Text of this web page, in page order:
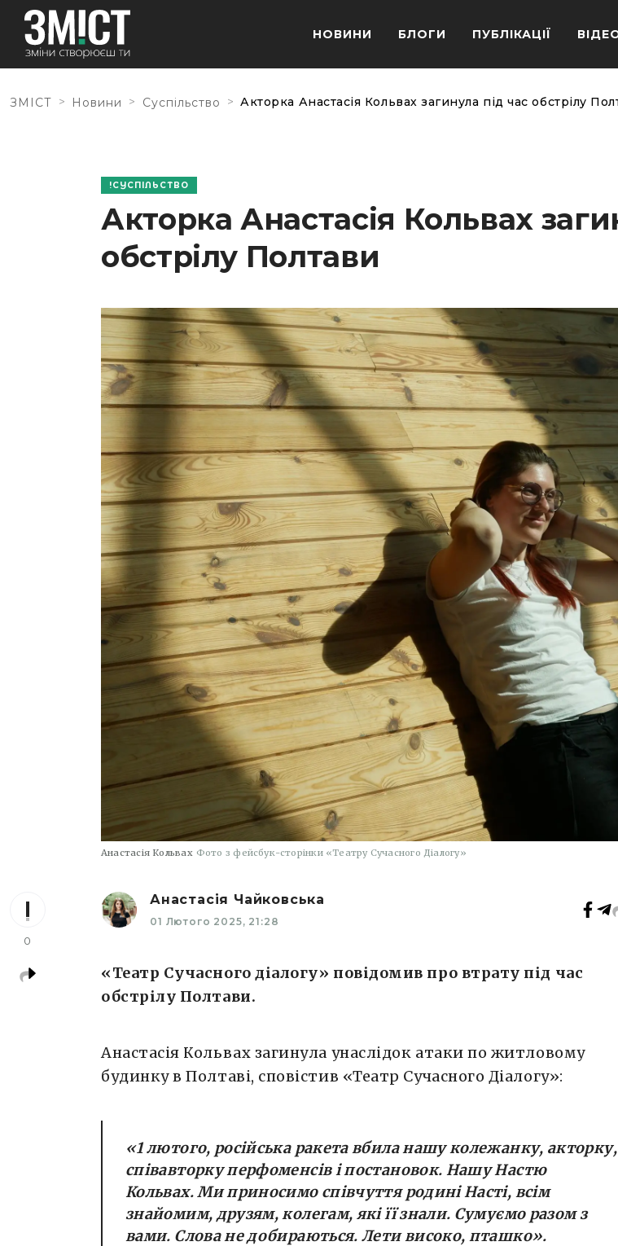
НОВИНИ БЛОГИ ПУБЛІКАЦІЇ
ЗМІСТ > Новини > Суспільство > Акторка Анастасія Кольвах загинула під час обстрілу
СУСПІЛЬСТВО
Акторка Анастасія Кольвах
обстрілу Полтави
Анастасія Кольвах Фото з фейсбук-сторінки «Театру Сучасного Діалогу»
0
Анастасія Чайковська
01 Лютого 2025, 21:28
«Театр Сучасного діалогу» повідомив про втрату під час
обстрілу Полтави.
Анастасія Кольвах загинула унаслідок атаки по житловому
будинку в Полтаві, сповістив «Театр Сучасного Діалогу»:
«1 лютого, російська ракета вбила нашу колежанку, акторку,
співавторку перфоменсів і постановок. Нашу Настю
Кольвах. Ми приносимо співчуття родині Насті, всім
знайомим, друзям, колегам, які її знали. Сумуємо разом з
вами. Слова не добираються. Лети високо, пташко».